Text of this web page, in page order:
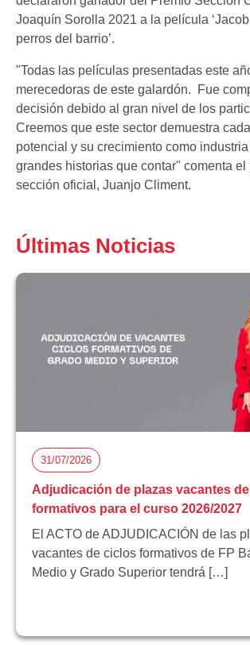
Joaquín Sorolla 2021 a la película
perros del barrio’.
"Todas las películas presentadas este
merecedoras de este galardón. Fue
decisión debido al gran nivel de los
Creemos que este sector demuestra
potencial y su crecimiento como
grandes historias que contar" comenta el
sección oficial, Juanjo Climent.
Últimas Noticias
31/07/2026
Adjudicación de plazas vacantes
formativos para el curso 2026/2027
El ACTO de ADJUDICACIÓN de las
vacantes de ciclos formativos de FP
Medio y Grado Superior tendrá […]